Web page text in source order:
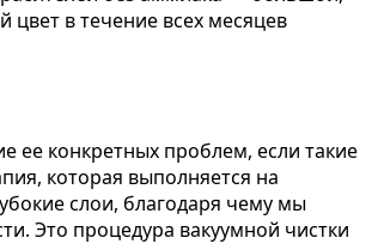
цвет в течение всех месяцев
конкретных проблем, если такие
которая выполняется на
слои, благодаря чему мы
Это процедура вакуумной чистки